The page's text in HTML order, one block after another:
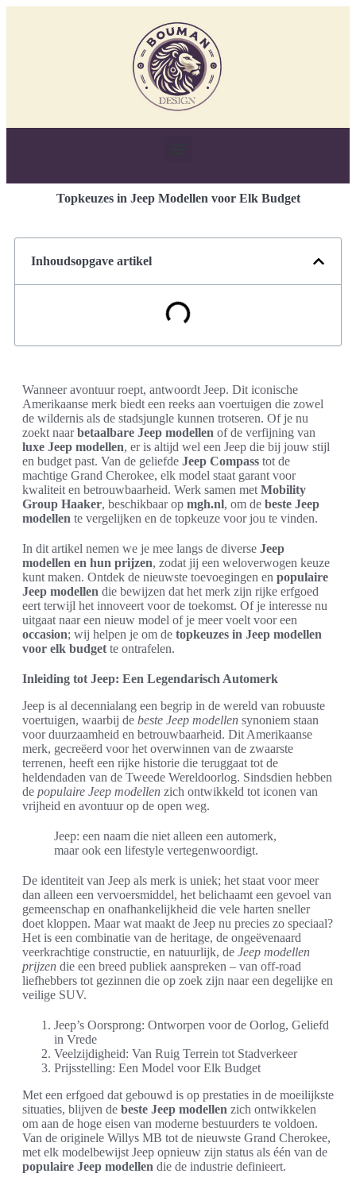
Topkeuzes in Jeep Modellen voor Elk Budget
Inhoudsopgave artikel
Wanneer avontuur roept, antwoordt Jeep. Dit iconische
Amerikaanse merk biedt een reeks aan voertuigen die zowel
de wildernis als de stadsjungle kunnen trotseren. Of je nu
zoekt naarbetaalbare Jeep modellen of de verfijning van
luxe Jeep modellen, er is altijd wel een Jeep die bij jouw stijl
en budget past. Van de geliefde Jeep Compass tot de
machtige Grand Cherokee, elk model staat garant voor
kwaliteit en betrouwbaarheid. Werk samen met Mobility
Group Haaker, beschikbaar op mgh.nl, om de beste Jeep
modellen te vergelijken en de topkeuze voor jou te vinden.
In dit artikel nemen we je mee langs de diverse Jeep
modellen en hun prijzen, zodat jij een weloverwogen keuze
kunt maken. Ontdek de nieuwste toevoegingen en populaire
Jeep modellen die bewijzen dat het merk zijn rijke erfgoed
eert terwijl het innoveert voor de toekomst. Of je interesse nu
uitgaat naar een nieuw model of je meer voelt voor een
occasion; wij helpen je om de topkeuzes in Jeep modellen
voor elk budget te ontrafelen.
Inleiding tot Jeep: Een Legendarisch Automerk
Jeep is al decennialang een begrip in de wereld van robuuste
voertuigen, waarbij de beste Jeep modellen synoniem staan
voor duurzaamheid en betrouwbaarheid. Dit Amerikaanse
merk, gecreëerd voor het overwinnen van de zwaarste
terrenen, heeft een rijke historie die teruggaat tot de
heldendaden van de Tweede Wereldoorlog. Sindsdien hebben
de populaire Jeep modellen zich ontwikkeld tot iconen van
vrijheid en avontuur op de open weg.
Jeep: een naam die niet alleen een automerk,
maar ook een lifestyle vertegenwoordigt.
De identiteit van Jeep als merk is uniek; het staat voor meer
dan alleen een vervoersmiddel, het belichaamt een gevoel van
gemeenschap en onafhankelijkheid die vele harten sneller
doet kloppen. Maar wat maakt de Jeep nu precies zo speciaal?
Het is een combinatie van de heritage, de ongeëvenaard
veerkrachtige constructie, en natuurlijk, de Jeep modellen
prijzen die een breed publiek aanspreken – van off-road
liefhebbers tot gezinnen die op zoek zijn naar een degelijke en
veilige SUV.
Jeep’s Oorsprong: Ontworpen voor de Oorlog, Geliefd
in Vrede
Veelzijdigheid: Van Ruig Terrein tot Stadverkeer
Prijsstelling: Een Model voor Elk Budget
Met een erfgoed dat gebouwd is op prestaties in de moeilijkste
situaties, blijven de beste Jeep modellen zich ontwikkelen
om aan de hoge eisen van moderne bestuurders te voldoen.
Van de originele Willys MB tot de nieuwste Grand Cherokee,
met elk modelbewijst Jeep opnieuw zijn status als één van de
populaire Jeep modellen die de industrie definieert.